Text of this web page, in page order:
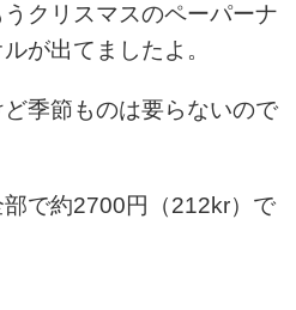
クリスマスのペーパーナ
が出てましたよ。
季節ものは要らないので
で約2700円（212kr）で